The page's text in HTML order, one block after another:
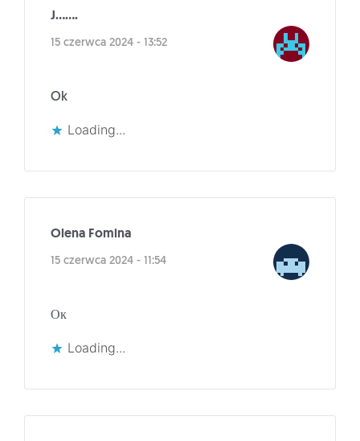
J.......
15 czerwca 2024 - 13:52
Ok
Loading...
Olena Fomina
15 czerwca 2024 - 11:54
Ок
Loading...